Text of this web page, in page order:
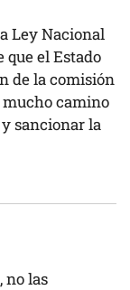
Ley Nacional
el Estado
de la comisión
mucho camino
sancionar la
no las